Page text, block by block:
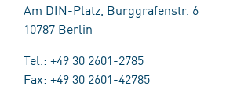
Am DIN-Platz, Burggrafenstr. 6
10787 Berlin
Tel.: +49 30 2601-2785
Fax: +49 30 2601-42785